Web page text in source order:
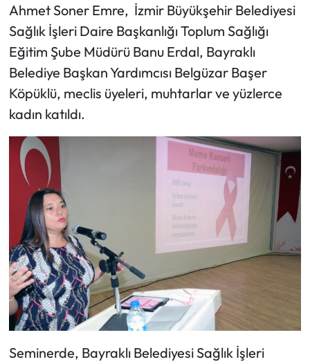
Ahmet Soner Emre, İzmir Büyükşehir Belediyesi
Sağlık İşleri Daire Başkanlığı Toplum Sağlığı
Eğitim Şube Müdürü Banu Erdal, Bayraklı
Belediye Başkan Yardımcısı Belgüzar Başer
Köpüklü, meclis üyeleri, muhtarlar ve yüzlerce
kadın katıldı.
Seminerde, Bayraklı Belediyesi Sağlık İşleri